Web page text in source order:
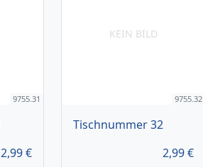
9755.31
2,99€
KEIN BILD
9755.32
Tischnummer 32
2,99€